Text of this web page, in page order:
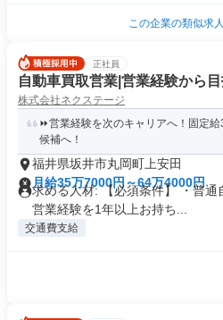
この企業の類似求
正社員
自動車買取営業|営業経験から
株式会社ネクステージ
⏩️営業経験を次のキャリアへ！固定
候補へ！
福井県坂井市丸岡町上安田
月給35万7000円～64万4000円
求める人材: 【必須条件】 ・普通
営業経験を1年以上お持ち...
交通費支給